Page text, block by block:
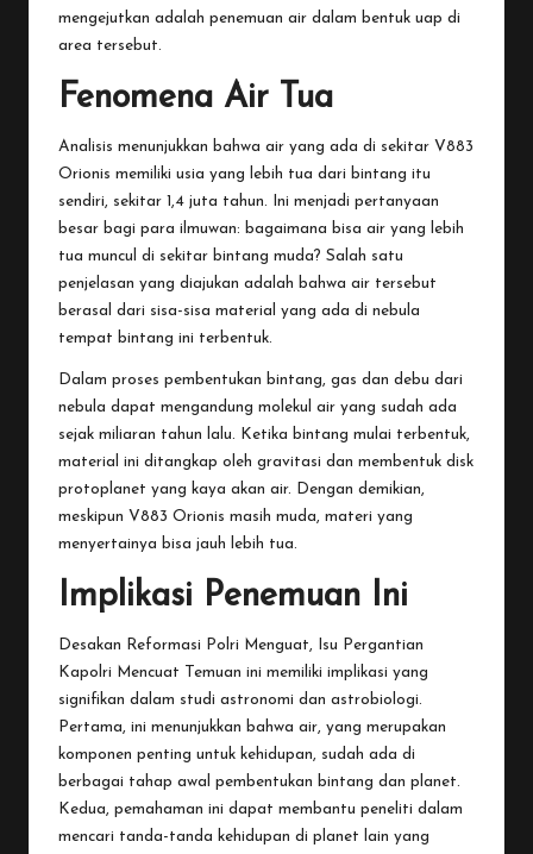
mengejutkan adalah penemuan air dalam bentuk uap di
area tersebut.
Fenomena Air Tua
Analisis menunjukkan bahwa air yang ada di sekitar V883
Orionis memiliki usia yang lebih tua dari bintang itu
sendiri, sekitar 1,4 juta tahun. Ini menjadi pertanyaan
besar bagi para ilmuwan: bagaimana bisa air yang lebih
tua muncul di sekitar bintang muda? Salah satu
penjelasan yang diajukan adalah bahwa air tersebut
berasal dari sisa-sisa material yang ada di nebula
tempat bintang ini terbentuk.
Dalam proses pembentukan bintang, gas dan debu dari
nebula dapat mengandung molekul air yang sudah ada
sejak miliaran tahun lalu. Ketika bintang mulai terbentuk,
material ini ditangkap oleh gravitasi dan membentuk disk
protoplanet yang kaya akan air. Dengan demikian,
meskipun V883 Orionis masih muda, materi yang
menyertainya bisa jauh lebih tua.
Implikasi Penemuan Ini
Desakan Reformasi Polri Menguat, Isu Pergantian
Kapolri Mencuat Temuan ini memiliki implikasi yang
signifikan dalam studi astronomi dan astrobiologi.
Pertama, ini menunjukkan bahwa air, yang merupakan
komponen penting untuk kehidupan, sudah ada di
berbagai tahap awal pembentukan bintang dan planet.
Kedua, pemahaman ini dapat membantu peneliti dalam
mencari tanda-tanda kehidupan di planet lain yang